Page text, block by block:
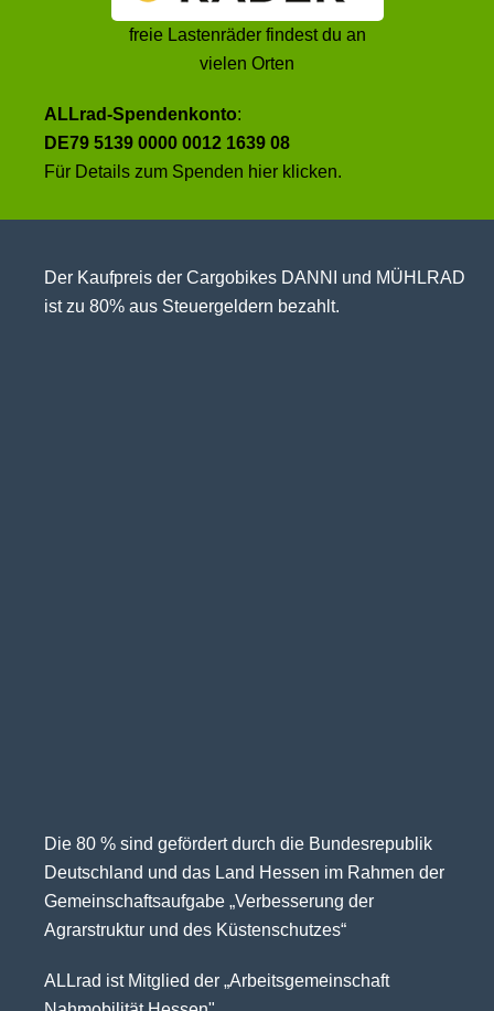
freie Lastenräder findest du an
vielen Orten
ALLrad-Spendenkonto:
DE79 5139 0000 0012 1639 08
Für Details zum Spenden hier klicken.
Der Kaufpreis der Cargobikes DANNI und MÜHLRAD
ist zu 80% aus Steuergeldern bezahlt.
Die 80 % sind gefördert durch die Bundesrepublik
Deutschland und das Land Hessen im Rahmen der
Gemeinschaftsaufgabe „Verbesserung der
Agrarstruktur und des Küstenschutzes“
ALLrad ist Mitglied der „Arbeitsgemeinschaft